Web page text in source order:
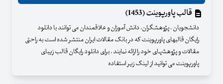
قالب پاورپوینت (1453)
دانشجویان ، پژوهشگران، دانش آموزان و علاقمندان می توانند با دانلود
رایگان قالبهای پاورپوینت که در بانک مقالات ایران منتشر شده است به راحتی
مقالات و پژوهشهای خود را ارائه نمایند . برای دانلود رایگان قالب زیبای
پاورپوینت می توانید از لینک زیر استفاده